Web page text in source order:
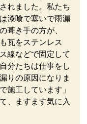
れました。私たち
漆喰で塞いで雨漏
葺き手の方が、
瓦をステンレス
線などで固定して
分たちは仕事をし
りの原因になりま
施工しています」
、ますます気に入